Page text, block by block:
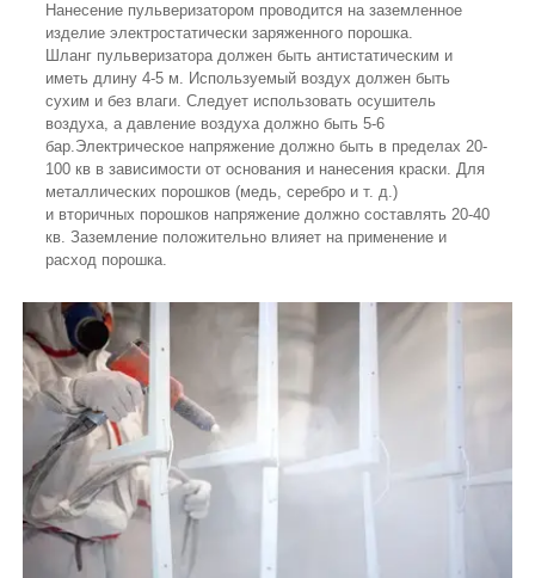
Нанесение пульверизатором проводится на заземленное
изделие электростатически заряженного порошка.
Шланг пульверизатора должен быть антистатическим и
иметь длину 4-5 м. Используемый воздух должен быть
сухим и без влаги. Следует использовать осушитель
воздуха, а давление воздуха должно быть 5-6
бар.Электрическое напряжение должно быть в пределах 20-
100 кв в зависимости от основания и нанесения краски. Для
металлических порошков (медь, серебро и т. д.)
и вторичных порошков напряжение должно составлять 20-40
кв. Заземление положительно влияет на применение и
расход порошка.